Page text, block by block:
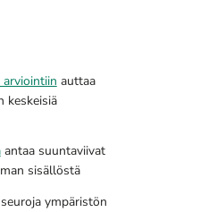
auttaa
keskeisiä
antaa suuntaviivat
sisällöstä
ympäristön